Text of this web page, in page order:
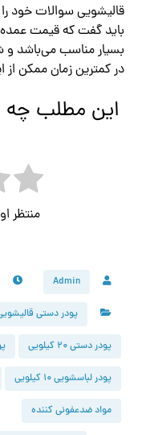
قالیشویی سوالات خود
باید گفت که قیمت
بسیار مناسب می‌باشد و
در کمترین زمان ممکن
این مطلب چه
منتظر
Admin
پودر دستی
پودر دستی 20 کیلویی
پودر لباسشویی 10 کیلویی
مواد ضدعفونی کننده